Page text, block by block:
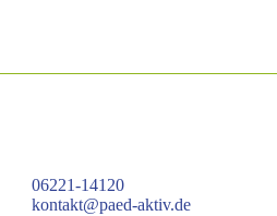
06221-14120
kontakt@paed-aktiv.de